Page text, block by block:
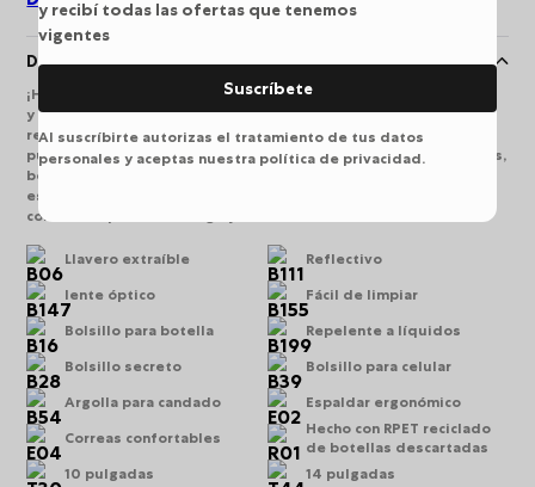
Descripción
¡Haz de cada día una oportunidad para llevar comodidad, orden
y conciencia ecológica contigo! Misisipi está fabricado con lona
reciclada de 23 botellas plásticas e incluye porta PC de 14
pulgadas, bolsillo para tablet de 10 pulgadas, cortes reflectivos,
bolsillo secreto, porta botella y slider de seguridad. Su
espaldar ergonómico y correas acolchadas brindan soporte
constante. ¡Llévalo contigo y siente la diferencia!
Llavero extraíble
Reflectivo
lente óptico
Fácil de limpiar
Bolsillo para botella
Repelente a líquidos
Bolsillo secreto
Bolsillo para celular
Argolla para candado
Espaldar ergonómico
Correas confortables
Hecho con RPET reciclado
de botellas descartadas
10 pulgadas
14 pulgadas
y recibí todas las ofertas que tenemos
vigentes
Suscríbete
Al suscríbirte autorizas el tratamiento de tus datos
personales y aceptas nuestra política de privacidad.